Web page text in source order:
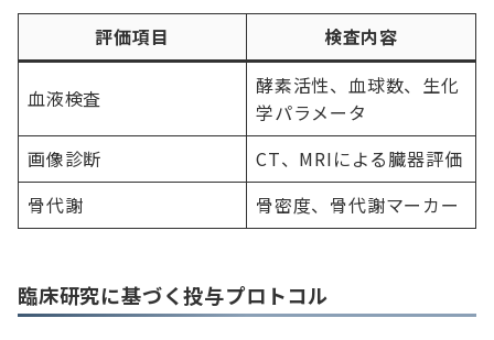
評価項目 検査内容
血液検査
酵素活性、血球数、生化
学パラメータ
画像診断
CT、MRIによる臓器評価
骨代謝
骨密度、骨代謝マーカー
臨床研究に基づく投与プロトコル